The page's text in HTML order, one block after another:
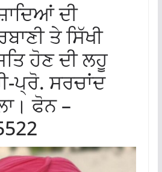
ਦੀ
ਤੇ ਸਿੱਖੀ
ਹੋਣ ਦੀ ਲਹੂ
ਪ੍ਰੋ. ਸਰਚਾਂਦ
ਫੋਨ –